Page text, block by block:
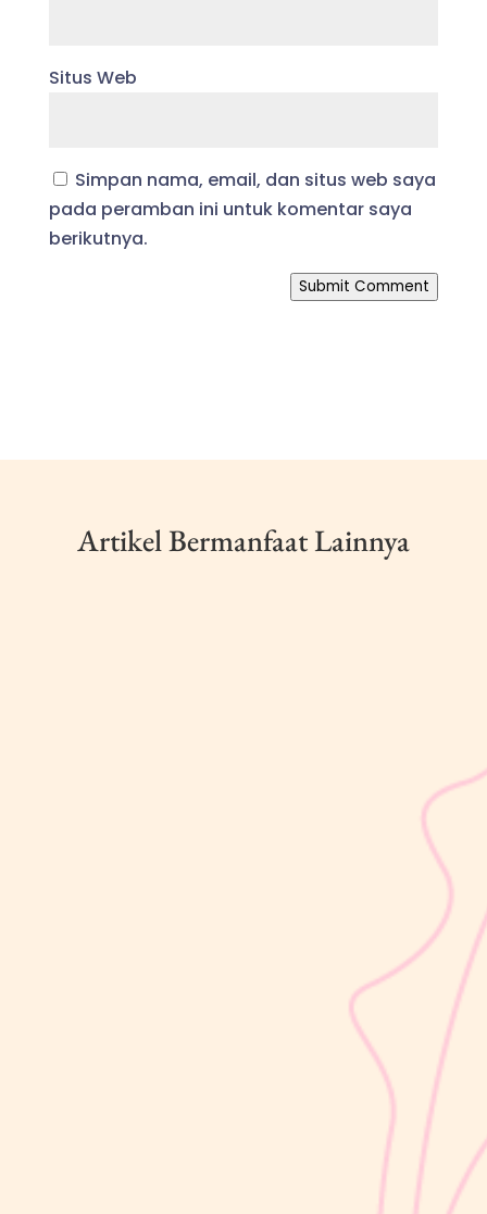
Situs Web
Simpan nama, email, dan situs web saya
pada peramban ini untuk komentar saya
berikutnya.
Submit Comment
Artikel Bermanfaat Lainnya
dalam masa 1000 Hari Pertama Kehidupan (HPK). Pada tahap ini,
perkembangan si Kecil berlangsung sangat pesat, mulai dari
kemampuan berjalan, berbicara, hingga berinteraksi dengan orang